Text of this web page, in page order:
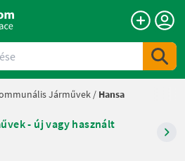
Járművek / Hansa
- új vagy használt